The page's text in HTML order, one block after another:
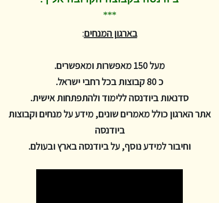
***
בארגון המנחים:
מעל 150 מאפשרות ומאפשרים.
כ 80 קבוצות בכל רחבי ישראל.
סדנאות ביודנסה ללימוד ולהתפתחות אישית.
אתר הארגון כולל מאמרים שונים, מידע על מנחים וקבוצות
ביודנסה
וחיבור למידע נוסף, על ביודנסה בארץ ובעולם.